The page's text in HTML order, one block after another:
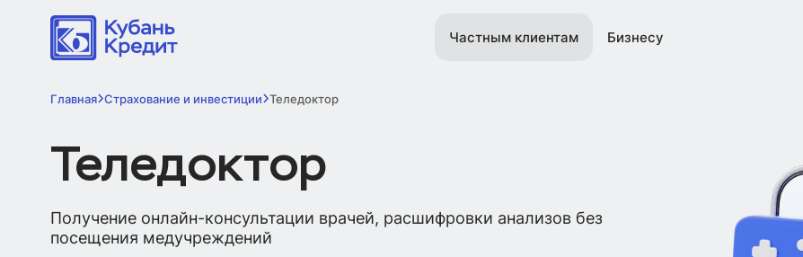
Частным клиентам Бизнесу
Теледоктор
Получение онлайн-консультации врачей, расшифровки анализов без
посещения медучреждений
Главная Страхование и инвестиции Теледоктор